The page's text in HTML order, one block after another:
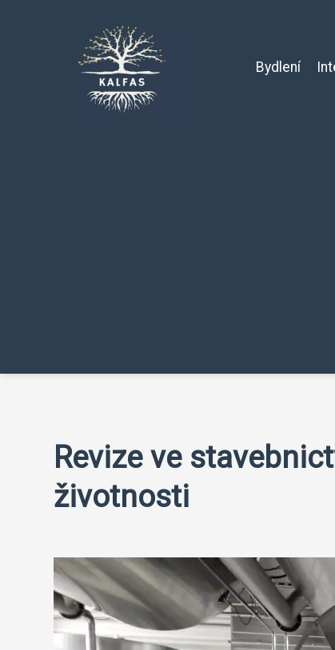
Bydlení
Revize ve
životnosti